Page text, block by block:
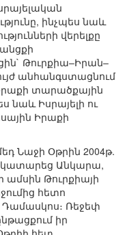
ինչպես նաև
վերելքը
Թուրքիա–Իրան–
անհանգստացնում
տարածքային
նաև Իսրայելի ու
Իրաքի
Նաջի Օթրին 2004թ.
կատարեց Անկարա,
ամսին Թուրքիայի
հետո
Ռեջեփ
իր